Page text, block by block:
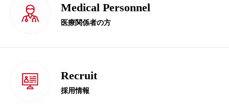
Medical Personnel
医療関係者の方
Recruit
採用情報